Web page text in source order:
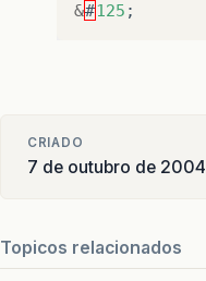
&#125 ;
CRIADO
7 de outubro de 2004
Topicos relacionados